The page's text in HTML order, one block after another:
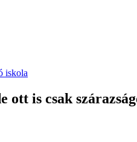
iskola
ott is csak